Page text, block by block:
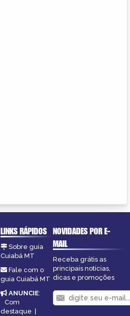
LINKS RÁPIDOS
Sobre guia
Cuiabá MT
Fale com o
guia Cuiabá MT
ANUNCIE:
Com
destaque
NOVIDADES POR E-
MAIL
Receba grátis as
principais notícias,
dicas e promoções